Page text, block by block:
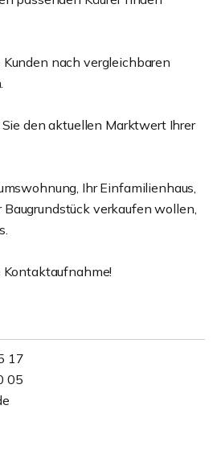
nach vergleichbaren
den aktuellen Marktwert Ihrer
Ihr Einfamilienhaus,
verkaufen wollen,
Kontaktaufnahme!
17
05